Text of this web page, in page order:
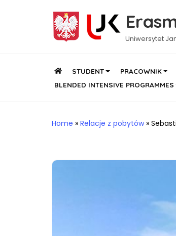
Uniwersytet
STUDENT PRACOWNIK
BLENDED INTENSIVE PROGRAMMES
Home » Relacje z pobytów»